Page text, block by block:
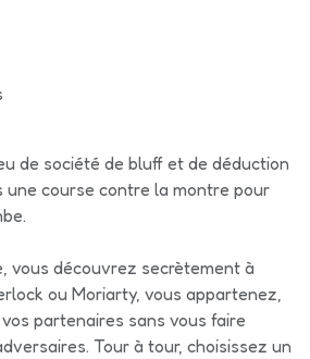
de société de bluff et de déduction
une course contre la montre pour
vous découvrez secrètement à
ou Moriarty, vous appartenez,
partenaires sans vous faire
Tour à tour, choisissez un